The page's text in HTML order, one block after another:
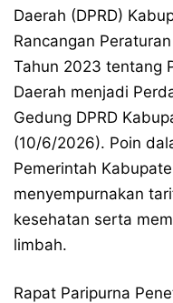
Daerah (DPRD)
Rancangan
Tahun 2023 tentang
Daerah menjadi
Gedung DPRD
(10/6/2026). Poin
Pemerintah
menyempurnakan
kesehatan serta
limbah.
Rapat Paripurna